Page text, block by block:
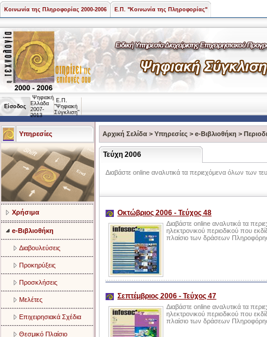
Κοινωνία της Πληροφορίας 2000-2006 Ε.Π. "Κοινωνία της Πληροφορίας"
Είσοδος
Ψηφιακή
Ελλάδα
2007-
2013
Ε.Π.
"Ψηφιακή
Σύγκλιση"
Υπηρεσίες
Χρήσιμα
e-Βιβλιοθήκη
Διαβουλεύσεις
Προκηρύξεις
Προσκλήσεις
Μελέτες
Επιχειρησιακά Σχέδια
Θεσμικό Πλαίσιο
Αρχική Σελίδα > Υπηρεσίες > e-Βιβλιοθήκη >
Τεύχη 2006
Διαβάστε online αναλυτικά τα περιεχόμενα όλων των
Οκτώβριος 2006 - Τεύχος 48
Διαβάστε online αναλυτικά τα
ηλεκτρονικού περιοδικού που
πλαίσιο των δράσεων
Σεπτέμβριος 2006 - Τεύχος 47
Διαβάστε online αναλυτικά τα
ηλεκτρονικού περιοδικού που
πλαίσιο των δράσεων